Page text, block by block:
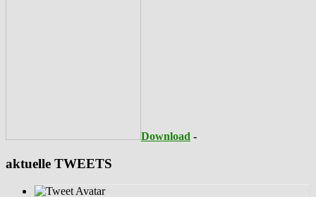
Download -
aktuelle TWEETS